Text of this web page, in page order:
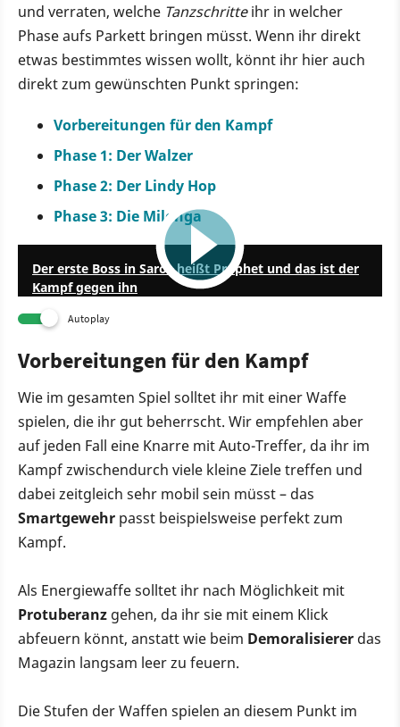
und verraten, welche Tanzschritteihr in welcher
Phase aufs Parkett bringen müsst. Wenn ihr direkt
etwas bestimmtes wissen wollt, könnt ihr hier auch
direkt zum gewünschten Punkt springen:
Vorbereitungen für den Kampf
Phase 1: Der Walzer
Phase 2: Der Lindy Hop
Phase 3: Die Milonga
Der erste Boss in Saros heißt Prophet und das ist der
Kampf gegen ihn
Autoplay
Vorbereitungen für den Kampf
Wie im gesamten Spiel solltet ihr mit einer Waffe
spielen, die ihr gut beherrscht. Wir empfehlen aber
auf jeden Fall eine Knarre mit Auto-Treffer, da ihr im
Kampf zwischendurch viele kleine Ziele treffen und
dabei zeitgleich sehr mobil sein müsst – das
Smartgewehr passt beispielsweise perfekt zum
Kampf.
Als Energiewaffe solltet ihr nach Möglichkeit mit
Protuberanz gehen, da ihr sie mit einem Klick
abfeuern könnt, anstatt wie beim Demoralisierer das
Magazin langsam leer zu feuern.
Die Stufen der Waffen spielen an diesem Punkt im